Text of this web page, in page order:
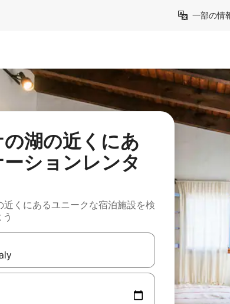
一部の情
湖の近くにあ
ションレンタ
くにあるユニークな宿泊施設を検
示されたら、上下の矢印キーを使って移動するか、画面を